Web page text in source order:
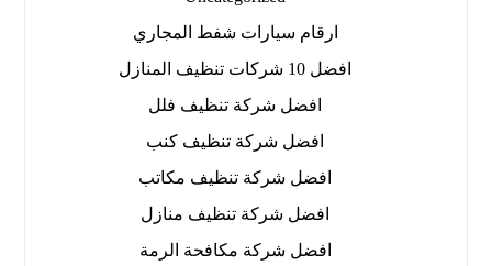
ارقام سيارات شفط المجاري
افضل 10 شركات تنظيف المنازل
افضل شركة تنظيف فلل
افضل شركة تنظيف كنب
افضل شركة تنظيف مكاتب
افضل شركة تنظيف منازل
افضل شركة مكافحة الرمة